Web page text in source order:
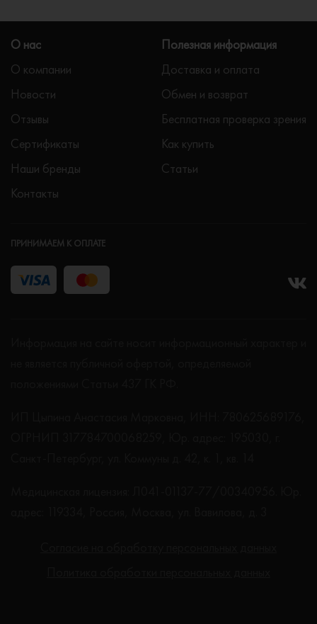
О нас
О компании
Новости
Отзывы
Сертификаты
Наши бренды
Контакты
Полезная информация
Доставка и оплата
Обмен и возврат
Бесплатная проверка зрения
Как купить
Статьи
ПРИНИМАЕМ К ОПЛАТЕ